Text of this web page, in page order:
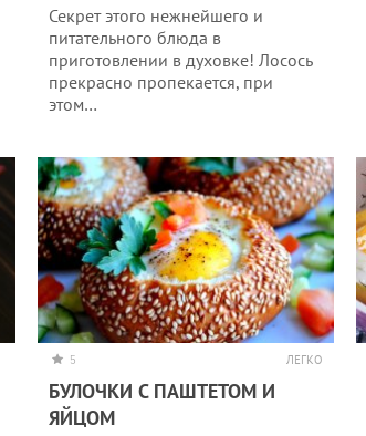
Секрет этого нежнейшего и
питательного блюда в
приготовлении в духовке! Лосось
прекрасно пропекается, при
этом…
5 ЛЕГКО
БУЛОЧКИ С ПАШТЕТОМ И
ЯЙЦОМ